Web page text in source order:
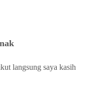
langsung saya kasih